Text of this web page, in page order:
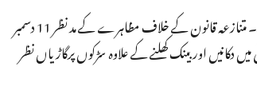
اس بیچ جمعرات کو آسام میں تشددکا کوئی تازہ معاملہ سامنے نہیں آیا ہے۔ گوہاٹی میں حالات نارمل رہے۔ متنازعہ قانون کے خلاف مظاہرے کے مد نظر 11 دسمبر
میں دکانیں اور بینک کھلنے کے علاوہ سڑکوں پرگاڑیاں نظر